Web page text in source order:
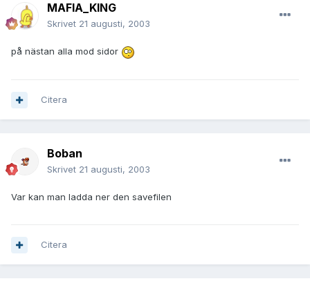
MAFIA_KING
Skrivet 21 augusti, 2003
på nästan alla mod sidor
Citera
Boban
Skrivet 21 augusti, 2003
Var kan man ladda ner den savefilen
Citera